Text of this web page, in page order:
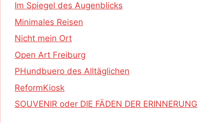
Im Spiegel des Augenblicks
Minimales Reisen
Nicht mein Ort
Open Art Freiburg
PHundbuero des Alltäglichen
ReformKiosk
SOUVENIR oder DIE FÄDEN DER ERINNERUNG